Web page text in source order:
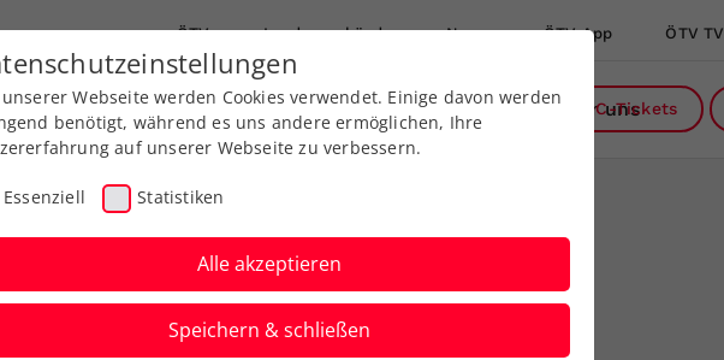
ÖTV Landesverbände News ÖTV App ÖTV TV
Leistungssport Ausbildung Services Über uns
DC-Tickets
Webseite werden Cookies verwendet. Einige davon werden
benötigt, während es uns andere ermöglichen, Ihre
auf unserer Webseite zu verbessern.
Essenziell Statistiken
Alle akzeptieren
Speichern & schließen